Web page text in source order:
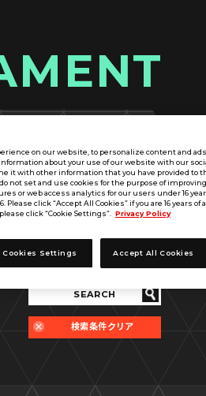
指
SEARCH
検索条件クリア
on our website, to personalize content and
about your use of our website with our
it with other information that you have provided to
not set and use cookies for the purpose of
or web access analytics for our users under 16
Please click “Accept All Cookies” if you are 16 years of
click “Cookie Settings”.
Privacy Policy
Accept All Cookies
Cookies Settings